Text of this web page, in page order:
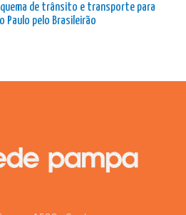
de trânsito e transporte para
Paulo pelo Brasileirão